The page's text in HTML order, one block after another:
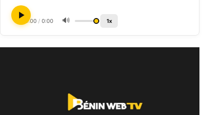
0:00 / 0:00 🔊 1x